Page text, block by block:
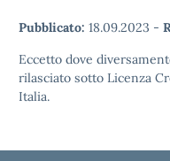
Pubblicato: 18.09.2023 -
Eccetto dove
rilasciato sotto Licenza
Italia.